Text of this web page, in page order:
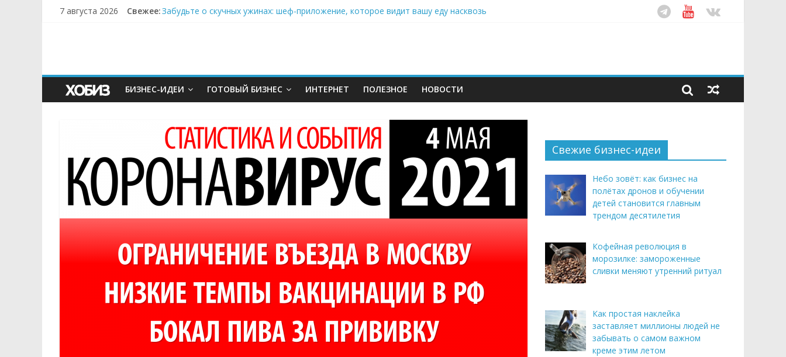
7 августа 2026 Свежее:Забудьте о скучных ужинах: шеф-приложение, которое видит вашу еду насквозь
БИЗНЕС-ИДЕИ ГОТОВЫЙ БИЗНЕС ИНТЕРНЕТ ПОЛЕЗНОЕ НОВОСТИ
Свежие бизнес-идеи
Небо зовёт: как бизнес на
полётах дронов и обучении
детей становится главным
трендом десятилетия
Кофейная революция в
морозилке: замороженные
сливки меняют утренний ритуал
Как простая наклейка
заставляет миллионы людей не
забывать о самом важном
креме этим летом